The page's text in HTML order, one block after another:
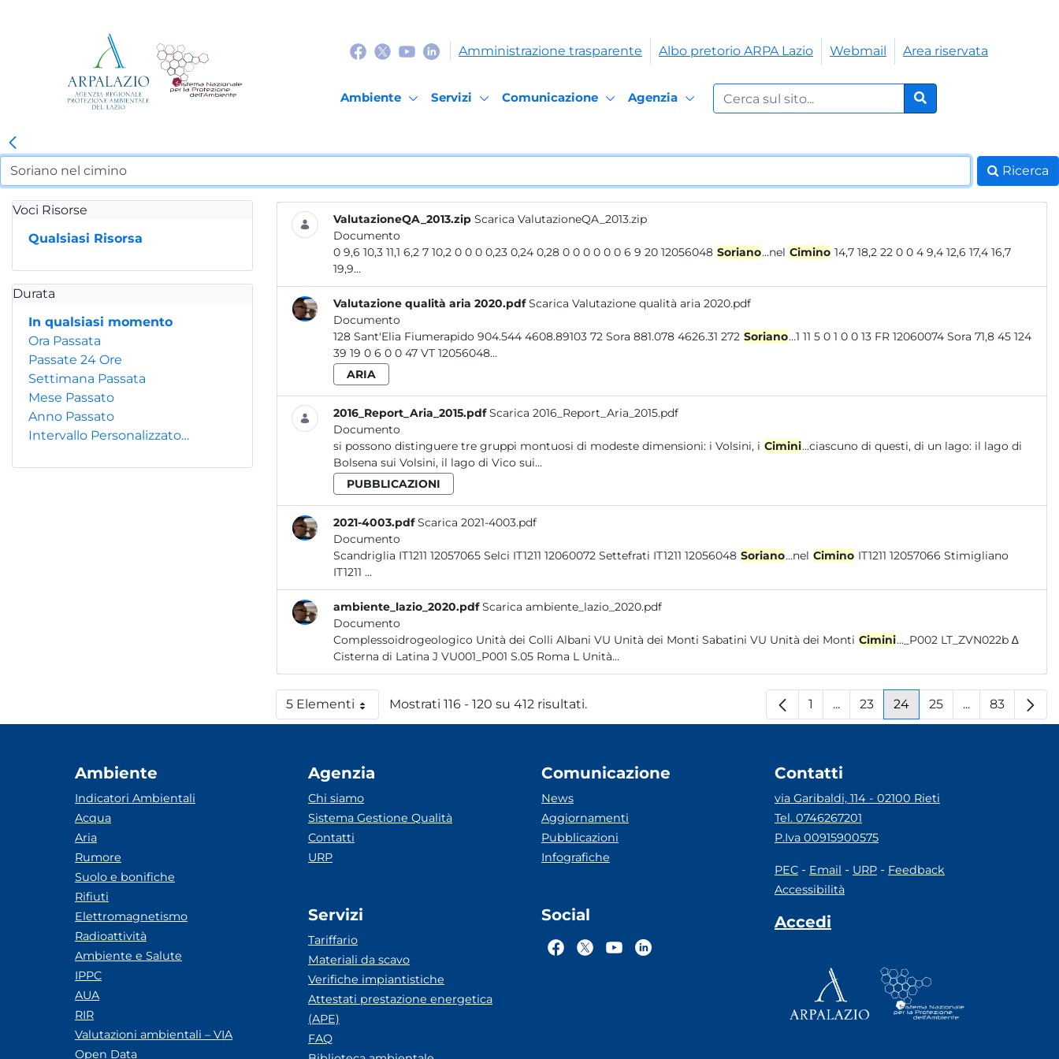
Amministrazione trasparente Albo pretorio ARPA Lazio Webmail Area riservata
Ambiente Servizi Comunicazione Agenzia
Cerca nel sito:
Cerca
Ricerca
Voci Risorse
Qualsiasi Risorsa
Durata
In qualsiasi momento
Ora Passata
Passate 24 Ore
Settimana Passata
Mese Passato
Anno Passato
Intervallo Personalizzato…
ValutazioneQA_2013.zip Scarica ValutazioneQA_2013.zip
Documento
0 9,6 10,3 11,1 6,2 7 10,2 0 0 0 0,23 0,24 0,28 0 0 0 0 0 0 6 9 20 12056048 Soriano...nel Cimino
19,9...
Valutazione qualità aria 2020.pdf Scarica Valutazione qualità aria 2020.pdf
Documento
128 Sant'Elia Fiumerapido 904.544 4608.89103 72 Sora 881.078 4626.31 272 Soriano...1 11 5 0 1 0 0 13 FR 12060074 Sora 71,8 45 124
39 19 0 6 0 0 47 VT 12056048...
ARIA
2016_Report_Aria_2015.pdf Scarica 2016_Report_Aria_2015.pdf
Documento
si possono distinguere tre gruppi montuosi di modeste dimensioni: i Volsini, i Cimini...ciascuno di questi, di un lago: il lago di
Bolsena sui Volsini, il lago di Vico sui...
PUBBLICAZIONI
2021-4003.pdf Scarica 2021-4003.pdf
Documento
Scandriglia IT1211 12057065 Selci IT1211 12060072 Settefrati IT1211 12056048 Soriano...nel Cimino
IT1211 ...
ambiente_lazio_2020.pdf Scarica ambiente_lazio_2020.pdf
Documento
Complessoidrogeologico Unità dei Colli Albani VU Unità dei Monti Sabatini VU Unità dei Monti Cimini..._P002 LT_ZVN022b ∆
Cisterna di Latina J VU001_P001 S.05 Roma L Unità...
5 ElementiPer paginaMostrati 116 - 120 su 412 risultati. Pagina
1 ...Pagine intermedie
Pagina
23 Pagina
24 Pagina
25 ...PaginePagina
83
Ambiente
Indicatori Ambientali
Acqua
Aria
Rumore
Suolo e bonifiche
Rifiuti
Elettromagnetismo
Radioattività
Ambiente e Salute
IPPC
AUA
RIR
Valutazioni ambientali – VIA
Open Data
Agenzia
Chi siamo
Sistema Gestione Qualità
Contatti
URP
Servizi
Tariffario
Materiali da scavo
Verifiche impiantistiche
Attestati prestazione energetica
(APE)
FAQ
Comunicazione
News
Aggiornamenti
Pubblicazioni
Infografiche
Social
Contatti
via Garibaldi, 114 - 02100 Rieti
Tel. 0746267201
P.Iva 00915900575
PEC - Email - URP - Feedback
Accessibilità
Accedi